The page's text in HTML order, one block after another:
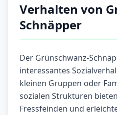
Verhalten von
Schnäpper
Der Grünschwanz-
interessantes
kleinen Gruppen oder
sozialen Strukturen
Fressfeinden und